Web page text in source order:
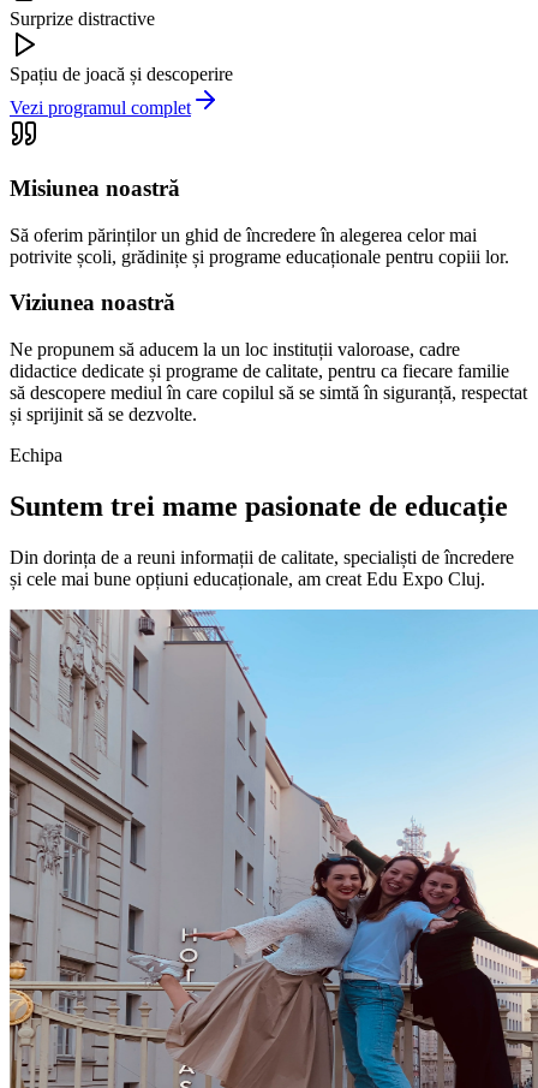
Surprize distractive
Spațiu de joacă și descoperire
Vezi programul complet
Misiunea noastră
Să oferim părinților un ghid de încredere în alegerea celor mai
potrivite școli, grădinițe și programe educaționale pentru copiii lor.
Viziunea noastră
Ne propunem să aducem la un loc instituții valoroase, cadre
didactice dedicate și programe de calitate, pentru ca fiecare familie
să descopere mediul în care copilul să se simtă în siguranță, respectat
și sprijinit să se dezvolte.
Echipa
Suntem trei mame pasionate de educație
Din dorința de a reuni informații de calitate, specialiști de încredere
și cele mai bune opțiuni educaționale, am creat Edu Expo Cluj.